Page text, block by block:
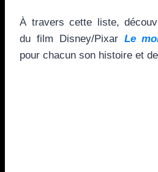
À travers cette liste,
du film Disney/Pixar Le
pour chacun son histoire et